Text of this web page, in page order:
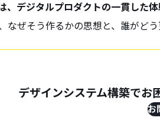
、デジタルプロダクトの一貫した
なぜそう作るかの思想と、誰がど
デザインシステム構築でお
お